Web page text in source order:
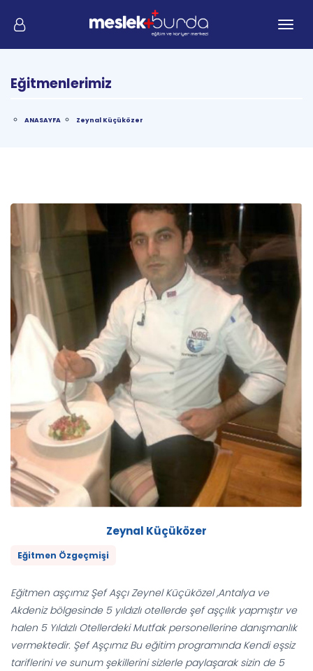
Eğitmenlerimiz
ANASAYFA Zeynal Küçüközer
Zeynal Küçüközer
Eğitmen Özgeçmişi
Eğitmen aşçımız Şef Aşçı Zeynel Küçüközel ,Antalya ve
Akdeniz bölgesinde 5 yıldızlı otellerde şef aşçılık yapmıştır ve
halen 5 Yıldızlı Otellerdeki Mutfak personellerine danışmanlık
vermektedir. Şef Aşçımız Bu eğitim programında Kendi eşsiz
tariflerini ve sunum şekillerini sizlerle paylaşarak sizin de 5